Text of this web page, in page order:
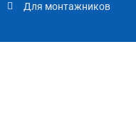
Для монтажников